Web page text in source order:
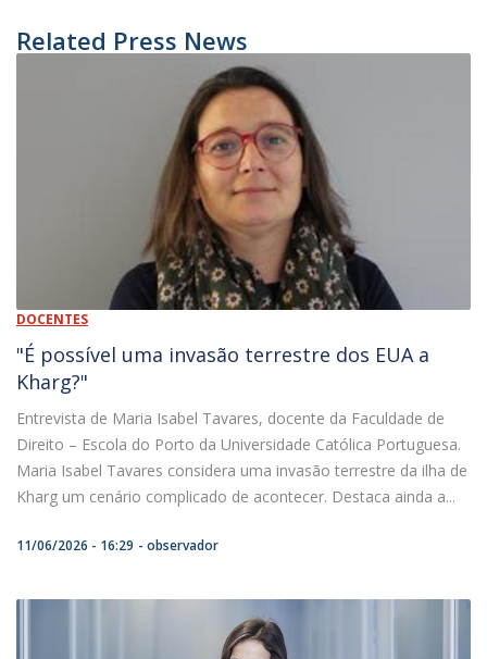
Related Press News
DOCENTES
"É possível uma invasão terrestre dos EUA a
Kharg?"
Entrevista de Maria Isabel Tavares, docente da Faculdade de
Direito – Escola do Porto da Universidade Católica Portuguesa.
Maria Isabel Tavares considera uma invasão terrestre da ilha de
Kharg um cenário complicado de acontecer. Destaca ainda a...
11/06/2026 - 16:29 observador